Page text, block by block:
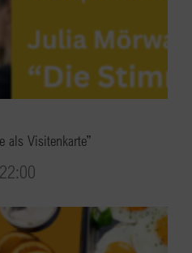
als Visitenkarte”
22:00